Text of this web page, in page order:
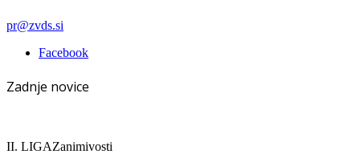
pr@zvds.si
Facebook
Zadnje novice
II. LIGAZanimivosti